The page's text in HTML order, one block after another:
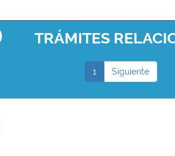
TRÁMITES
1 Siguiente